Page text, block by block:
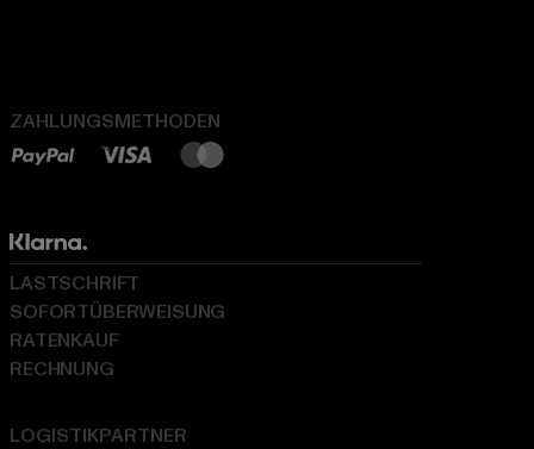
ZAHLUNGSMETHODEN
LOGISTIKPARTNER
LASTSCHRIFT
SOFORTÜBERWEISUNG
RATENKAUF
RECHNUNG